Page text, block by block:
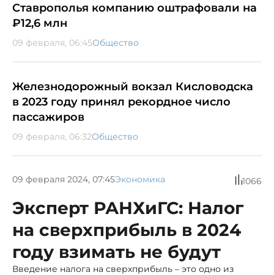
Ставрополья компанию оштрафовали на
₽12,6 млн
09 февраля, 06:45Общество
Железнодорожный вокзал Кисловодска
в 2023 году принял рекордное число
пассажиров
09 февраля, 06:32Общество
09 февраля 2024, 07:45Экономика 1066
Эксперт РАНХиГС: Налог
на сверхприбыль в 2024
году взимать не будут
Введение налога на сверхприбыль – это одно из